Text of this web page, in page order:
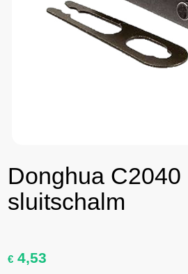
Donghua C2040
sluitschalm
€ 4,53